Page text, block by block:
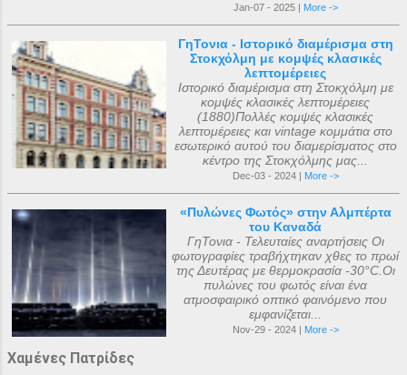
Jan-07 - 2025 | More ->
ΓηΤονια - Ιστορικό διαμέρισμα στη
Στοκχόλμη με κομψές κλασικές
λεπτομέρειες
Ιστορικό διαμέρισμα στη Στοκχόλμη με
κομψές κλασικές λεπτομέρειες
(1880)Πολλές κομψές κλασικές
λεπτομέρειες και vintage κομμάτια στο
εσωτερικό αυτού του διαμερίσματος στο
κέντρο της Στοκχόλμης μας...
Dec-03 - 2024 | More ->
«Πυλώνες Φωτός» στην Αλμπέρτα
του Καναδά
ΓηΤονια - Τελευταίες αναρτήσεις Οι
φωτογραφίες τραβήχτηκαν χθες το πρωί
της Δευτέρας με θερμοκρασία -30°C.Οι
πυλώνες του φωτός είναι ένα
ατμοσφαιρικό οπτικό φαινόμενο που
εμφανίζεται...
Nov-29 - 2024 | More ->
Χαμένες Πατρίδες